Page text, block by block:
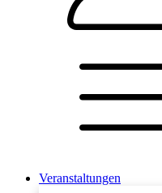
Veranstaltungen